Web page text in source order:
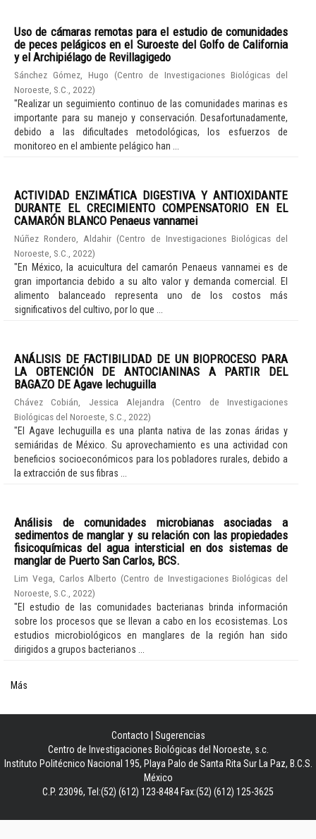
Uso de cámaras remotas para el estudio de comunidades
de peces pelágicos en el Suroeste del Golfo de California
y el Archipiélago de Revillagigedo
Sánchez Gómez, Hugo (Centro de Investigaciones Biológicas del
Noroeste, S.C.
2022)
"Realizar un seguimiento continuo de las comunidades marinas es
importante para su manejo y conservación. Desafortunadamente,
debido a las dificultades metodológicas, los esfuerzos de
monitoreo en el ambiente pelágico han ...
ACTIVIDAD ENZIMÁTICA DIGESTIVA Y ANTIOXIDANTE
DURANTE EL CRECIMIENTO COMPENSATORIO EN EL
CAMARÓN BLANCO Penaeus vannamei
Núñez Rondero, Aldahir (Centro de Investigaciones Biológicas del
Noroeste, S.C.
2022)
"En México, la acuicultura del camarón Penaeus vannamei es de
gran importancia debido a su alto valor y demanda comercial. El
alimento balanceado representa uno de los costos más
significativos del cultivo, por lo que ...
ANÁLISIS DE FACTIBILIDAD DE UN BIOPROCESO PARA
LA OBTENCIÓN DE ANTOCIANINAS A PARTIR DEL
BAGAZO DE Agave lechuguilla
Chávez Cobián, Jessica Alejandra (Centro de Investigaciones
Biológicas del Noroeste, S.C.
2022)
"El Agave lechuguilla es una planta nativa de las zonas áridas y
semiáridas de México. Su aprovechamiento es una actividad con
beneficios socioeconómicos para los pobladores rurales, debido a
la extracción de sus fibras ...
Análisis de comunidades microbianas asociadas a
sedimentos de manglar y su relación con las propiedades
fisicoquímicas del agua intersticial en dos sistemas de
manglar de Puerto San Carlos, BCS.
Lim Vega, Carlos Alberto (Centro de Investigaciones Biológicas del
Noroeste, S.C.
2022)
"El estudio de las comunidades bacterianas brinda información
sobre los procesos que se llevan a cabo en los ecosistemas. Los
estudios microbiológicos en manglares de la región han sido
dirigidos a grupos bacterianos ...
Más
Contacto
Sugerencias
Centro de Investigaciones Biológicas del Noroeste, s.c.
Instituto Politécnico Nacional 195, Playa Palo de Santa Rita Sur La Paz, B.C.S.
México
C.P. 23096, Tel:(52) (612) 123-8484 Fax:(52) (612) 125-3625